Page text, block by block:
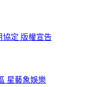
協定 版權宣告
星藝象娛樂